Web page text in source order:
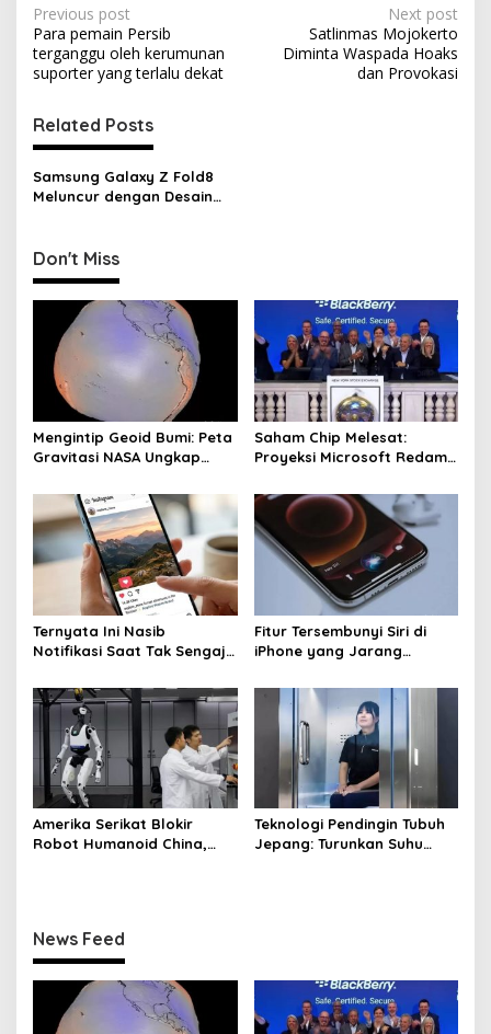
P
o
s
t
n
a
v
g
a
n
Previous post
Para pemain Persib
terganggu oleh kerumunan
suporter yang terlalu dekat
Next post
Satlinmas Mojokerto
Diminta Waspada Hoaks
dan Provokasi
Related Posts
Samsung Galaxy Z Fold8
Meluncur dengan Desain
Don't Miss
Mengintip Geoid Bumi: Peta
Gravitasi NASA Ungkap
Saham Chip Melesat:
Proyeksi Microsoft Redam
Ternyata Ini Nasib
Notifikasi Saat Tak Sengaja
Fitur Tersembunyi Siri di
iPhone yang Jarang
Amerika Serikat Blokir
Robot Humanoid China,
Teknologi Pendingin Tubuh
Jepang: Turunkan Suhu
News Feed